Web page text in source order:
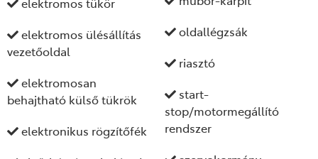
elektromos tükör
elektromos ülésállítás
vezetőoldal
elektromosan
behajtható külső tükrök
elektronikus rögzítőfék
oldallégzsák
riasztó
start-
stop/motormegállító
rendszer